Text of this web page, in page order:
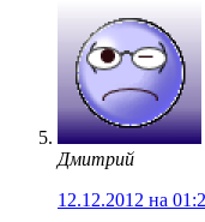
Дмитрий
12.12.2012 на